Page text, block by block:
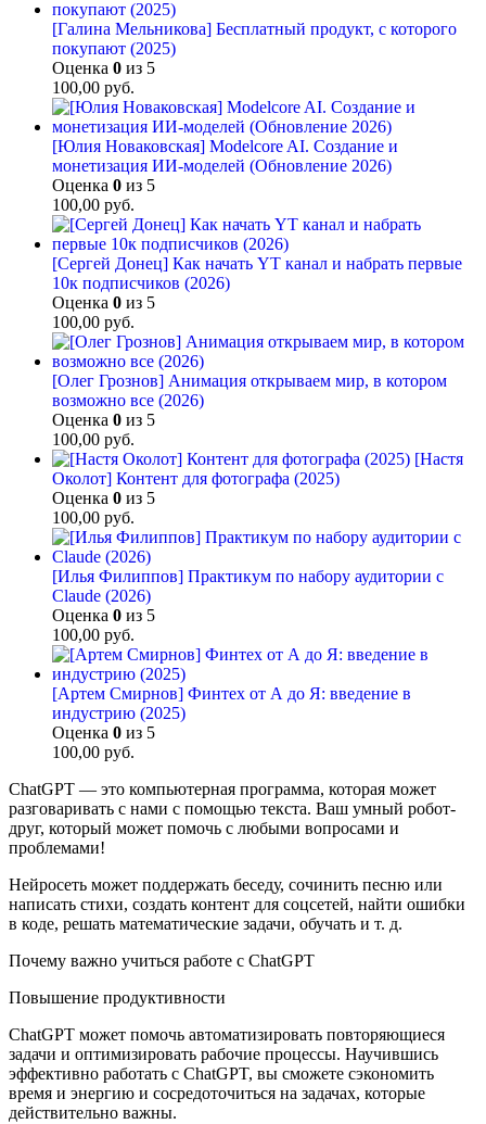
[Галина Мельникова] Бесплатный продукт, с которого
покупают (2025)
Оценка 0 из 5
100,00 руб.
[Юлия Новаковская] Modelcore AI. Создание и
монетизация ИИ-моделей (Обновление 2026)
Оценка 0 из 5
100,00 руб.
[Сергей Донец] Как начать YT канал и набрать первые
10к подписчиков (2026)
Оценка 0 из 5
100,00 руб.
[Олег Грознов] Анимация открываем мир, в котором
возможно все (2026)
Оценка 0 из 5
100,00 руб.
[Настя
Околот] Контент для фотографа (2025)
Оценка 0 из 5
100,00 руб.
[Илья Филиппов] Практикум по набору аудитории с
Claude (2026)
Оценка 0 из 5
100,00 руб.
[Артем Смирнов] Финтех от А до Я: введение в
индустрию (2025)
Оценка 0 из 5
100,00 руб.
ChatGPT — это компьютерная программа, которая может
разговаривать с нами с помощью текста. Ваш умный робот-
друг, который может помочь с любыми вопросами и
проблемами!
Нейросеть может поддержать беседу, сочинить песню или
написать стихи, создать контент для соцсетей, найти ошибки
в коде, решать математические задачи, обучать и т. д.
Почему важно учиться работе с ChatGPT
Повышение продуктивности
ChatGPT может помочь автоматизировать повторяющиеся
задачи и оптимизировать рабочие процессы. Научившись
эффективно работать с ChatGPT, вы сможете сэкономить
время и энергию и сосредоточиться на задачах, которые
действительно важны.